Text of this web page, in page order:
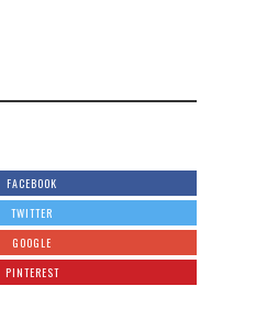
FACEBOOK
TWITTER
GOOGLE
PINTEREST